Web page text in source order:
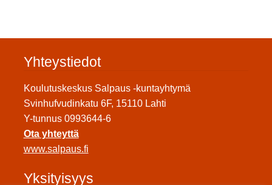
Yhteystiedot
Koulutuskeskus Salpaus -kuntayhtymä
Svinhufvudinkatu 6F, 15110 Lahti
Y-tunnus 0993644-6
Ota yhteyttä
www.salpaus.fi
Yksityisyys